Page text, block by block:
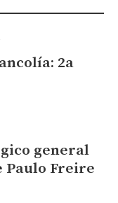
2a
general
Paulo Freire